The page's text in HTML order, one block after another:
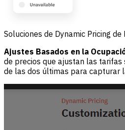
Soluciones de Dynamic Pricing de
Ajustes Basados en la
de precios que ajustan las tarifas
de las dos últimas para capturar